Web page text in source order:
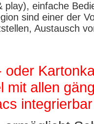
play), einfache
sind einer der
Austausch
oder
mit allen